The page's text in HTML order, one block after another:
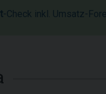
-Check inkl. Umsatz-